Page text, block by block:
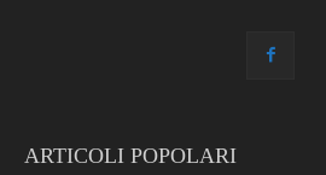
ARTICOLI POPOLARI